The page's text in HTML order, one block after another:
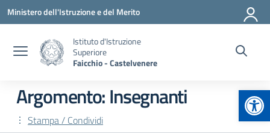
Vai ai contenuti
Vai al menu di navigazione
Vai al footer
Ministero dell'Istruzione e del Merito
Istituto d'Istruzione
Superiore
Faicchio - Castelvenere
Argomento: Insegnanti
Stampa / Condividi